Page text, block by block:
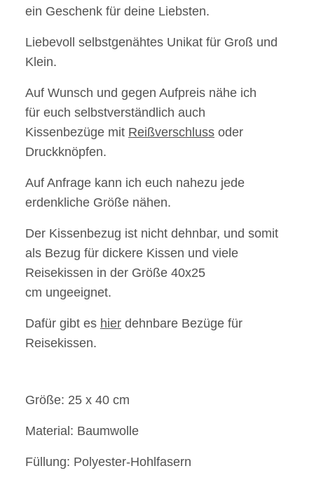
ein Geschenk für deine Liebsten.
Liebevoll selbstgenähtes Unikat für Groß und
Klein.
Auf Wunsch und gegen Aufpreis nähe ich
für euch selbstverständlich auch
Kissenbezüge mit Reißverschluss oder
Druckknöpfen.
Auf Anfrage kann ich euch nahezu jede
erdenkliche Größe nähen.
Der Kissenbezug ist nicht dehnbar, und somit
als Bezug für dickere Kissen und viele
Reisekissen in der Größe 40x25
cm ungeeignet.
Dafür gibt es hier dehnbare Bezüge für
Reisekissen.
Größe: 25 x 40 cm
Material: Baumwolle
Füllung: Polyester-Hohlfasern